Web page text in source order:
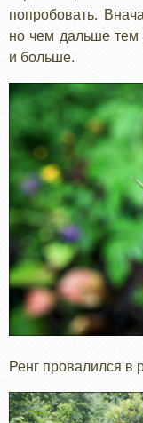
попробовать.
но чем дальше тем
и больше.
Ренг провалился в